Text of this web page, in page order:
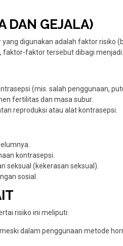
DAN GEJALA)
digunakan adalah faktor risiko
faktor-faktor tersebut dibagi menjadi:
(mis. salah penggunaan,
fertilitas dan masa subur.
reproduksi atau alat kontrasepsi.
kontrasepsi.
seksual (kekerasan seksual).
sosial.
risiko ini meliputi:
dalam penggunaan metode